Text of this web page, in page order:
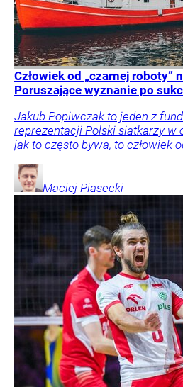
Człowiek od „czarnej roboty”
Poruszające wyznanie po
Jakub Popiwczak to jeden z
reprezentacji Polski siatkarzy w
jak to często bywa, to człowiek
Maciej Piasecki